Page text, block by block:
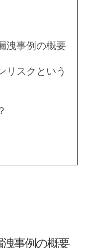
洩事例の概要
リスクという
事例の概要